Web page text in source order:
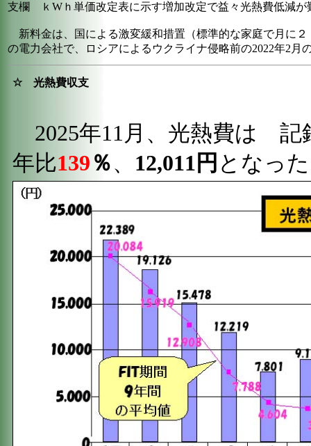
支欄 ｋWｈ単価改定表に示す増加改定で益々光熱費低減が
新料金は、国による激変緩和措置（標準的な家庭で月に
の電力会社で、ロシアによるウクライナ侵略前の2022年2
☆ 光熱費収支
2025年11月、光熱費は 記
年比139 ％、 12,011円 となっ